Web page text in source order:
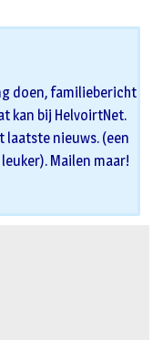
doen, familiebericht
kan bij HelvoirtNet.
laatste nieuws. (een
Mailen maar!